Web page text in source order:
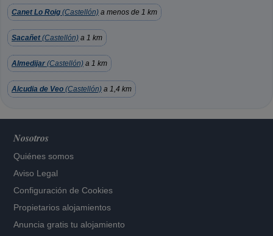
Canet Lo Roig (Castellón) a menos de 1 km
Sacañet(Castellón) a 1 km
Almedijar (Castellón) a 1 km
Alcudia de Veo (Castellón) a 1,4 km
Nosotros
Quiénes somos
Aviso Legal
Configuración de Cookies
Propietarios alojamientos
Anuncia gratis tu alojamiento